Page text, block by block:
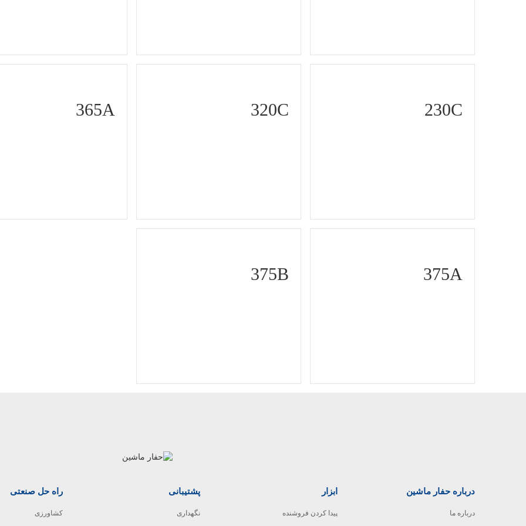
230C
320C
365A
375A
375B
راه حل صنعتی
کشاورزی
پشتیبانی
نگهداری
ابزار
پیدا کردن فروشنده
درباره حفار ماشین
درباره ما